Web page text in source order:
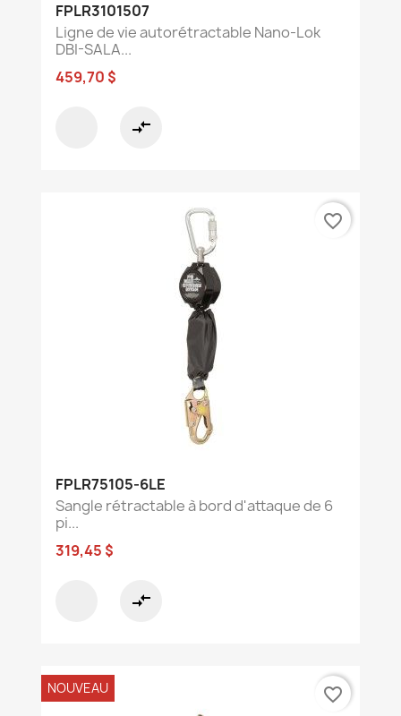
FPLR3101507
Ligne de vie autorétractable Nano-Lok
DBI-SALA...
459,70 $
compare_arrows
FPLR75105-6LE
Sangle rétractable à bord d'attaque de 6
pi...
319,45 $
compare_arrows
favorite_border
NOUVEAU favorite_border